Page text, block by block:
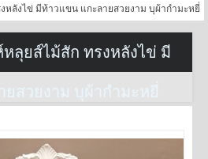
หลังไข่ มีท้าวแขน แกะลายสวยงาม บุผ้ากำมะหยี่
หลุยส์ไม้สัก ทรงหลังไข่ มี
สวยงาม บุผ้ากำมะหยี่